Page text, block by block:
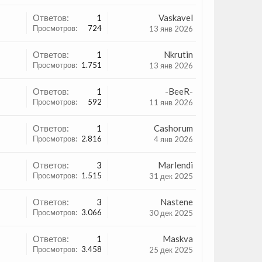
Ответов: 1
Просмотров: 724
Vaskavel
13 янв 2026
Ответов: 1
Просмотров: 1.751
Nkrutin
13 янв 2026
Ответов: 1
Просмотров: 592
-BeeR-
11 янв 2026
Ответов: 1
Просмотров: 2.816
Cashorum
4 янв 2026
Ответов: 3
Просмотров: 1.515
Marlendi
31 дек 2025
Ответов: 3
Просмотров: 3.066
Nastene
30 дек 2025
Ответов: 1
Просмотров: 3.458
Maskva
25 дек 2025